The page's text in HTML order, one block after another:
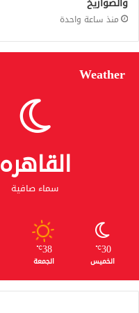
منذ ساعة واحدة
Weather
القاهره
سماء صافية
30
℃
الخميس
38
℃
الجمعة